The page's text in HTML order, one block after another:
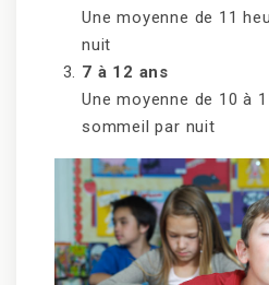
Une moyenne de 11
nuit
7 à 12 ans
Une moyenne de 10 à
sommeil par nuit